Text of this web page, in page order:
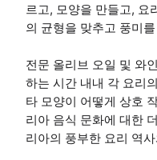
르고, 모양을 만들고, 요
의 균형을 맞추고 풍미
전문 올리브 오일 및 와
하는 시간 내내 각 요리
타 모양이 어떻게 상호
리아 음식 문화에 대한
리아의 풍부한 요리 역